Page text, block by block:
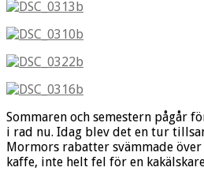
Sommaren och semestern pågår
i rad nu. Idag blev det en tur
Mormors rabatter svämmade
kaffe, inte helt fel för en